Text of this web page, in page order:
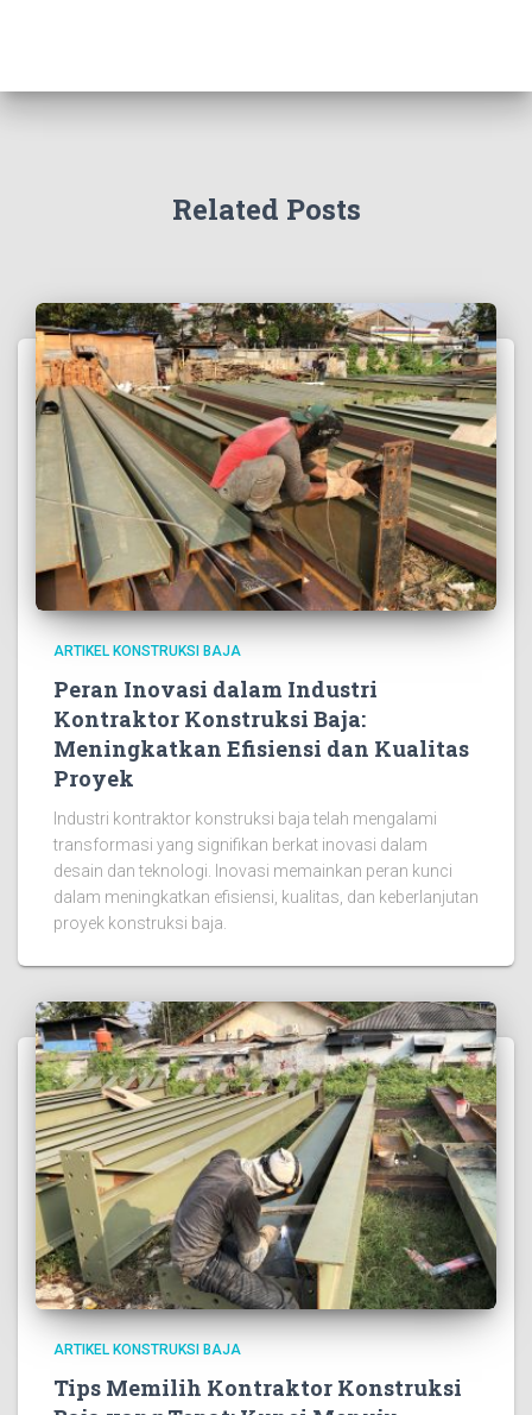
Related Posts
ARTIKEL KONSTRUKSI BAJA
Peran Inovasi dalam Industri
Kontraktor Konstruksi Baja:
Meningkatkan Efisiensi dan Kualitas
Proyek
Industri kontraktor konstruksi baja telah mengalami
transformasi yang signifikan berkat inovasi dalam
desain dan teknologi. Inovasi memainkan peran kunci
dalam meningkatkan efisiensi, kualitas, dan keberlanjutan
proyek konstruksi baja.
ARTIKEL KONSTRUKSI BAJA
Tips Memilih Kontraktor Konstruksi